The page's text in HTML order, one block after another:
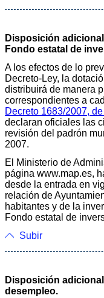
Disposición
Fondo estatal de
A los efectos de lo
Decreto-Ley, la
distribuirá de manera
correspondientes a
Decreto 1683/2007,
declaran oficiales las
revisión del padrón
2007.
El Ministerio de
página www.map.es,
desde la entrada en
relación de
habitantes y de la
Fondo estatal de
Subir
Disposición
desempleo.